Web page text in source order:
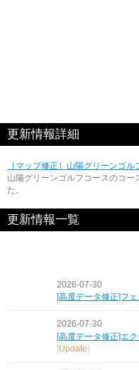
更新情報詳細
［マップ修正］山陽グリーンゴル
山陽グリーンゴルフコースのコー
た。
更新情報一覧
2026-07-30
[高度データ修正]フ
2026-07-30
[高度データ修正]エ
[Update]